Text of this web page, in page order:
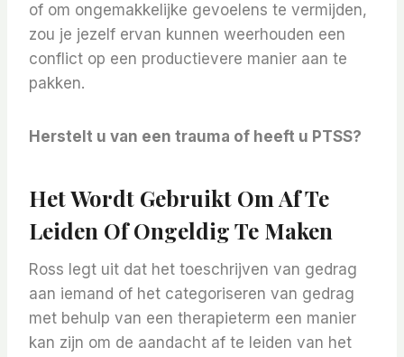
of om ongemakkelijke gevoelens te vermijden,
zou je jezelf ervan kunnen weerhouden een
conflict op een productievere manier aan te
pakken.
Herstelt u van een trauma of heeft u PTSS?
Het Wordt Gebruikt Om Af Te
Leiden Of Ongeldig Te Maken
Ross legt uit dat het toeschrijven van gedrag
aan iemand of het categoriseren van gedrag
met behulp van een therapieterm een ​​manier
kan zijn om de aandacht af te leiden van het